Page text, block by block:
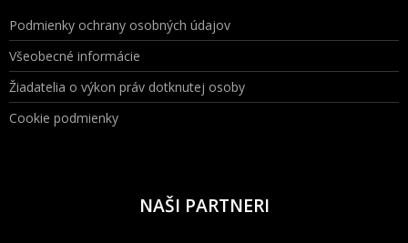
Podmienky ochrany osobných údajov
Všeobecné informácie
Žiadatelia o výkon práv dotknutej osoby
Cookie podmienky
NAŠI PARTNERI